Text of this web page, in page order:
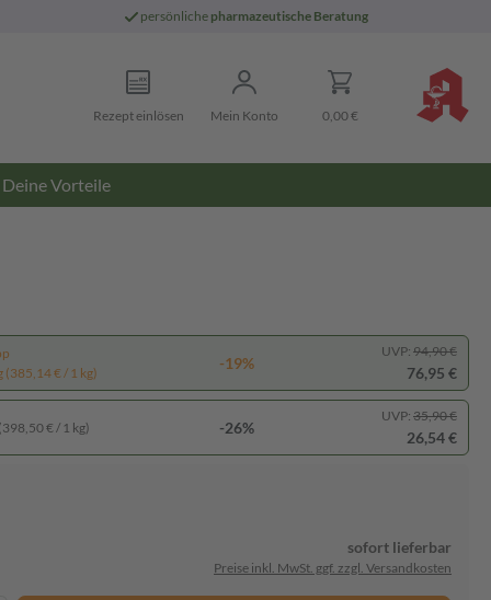
persönliche pharmazeutische Beratung
Rezept einlösen Mein Konto 0,00 €
Deine Vorteile
(385,14 € / 1 kg)
-19%
UVP: 94,90 €
76,95 €
€ / 1 kg) -26%
UVP: 35,90 €
26,54 €
sofort lieferbar
Preise inkl. MwSt. ggf. zzgl. Versandkosten